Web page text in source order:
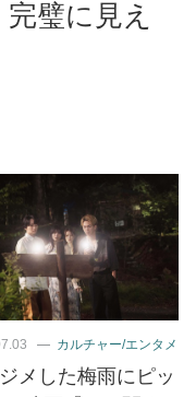
璧に見え
カルチャー/エンタメ
メした梅雨にピッ